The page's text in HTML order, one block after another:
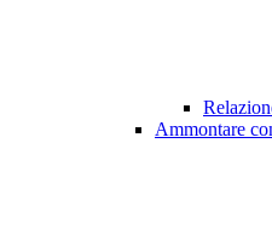
Ammontare